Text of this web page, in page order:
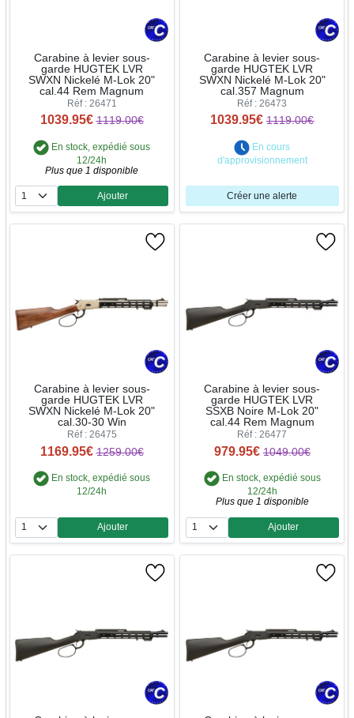
Carabine à levier sous-
garde HUGTEK LVR
SWXN Nickelé M-Lok 20"
cal.44 Rem Magnum
Réf : 26471
1039.95€ 1119.00€
En stock, expédié sous
12/24h
Plus que 1 disponible
Quantité
Ajouter
Carabine à levier sous-
garde HUGTEK LVR
SWXN Nickelé M-Lok 20"
cal.357 Magnum
Réf : 26473
1039.95€ 1119.00€
En cours
d'approvisionnement
Créer une alerte
Carabine à levier sous-
garde HUGTEK LVR
SWXN Nickelé M-Lok 20"
cal.30-30 Win
Réf : 26475
1169.95€ 1259.00€
En stock, expédié sous
12/24h
Quantité
Ajouter
Carabine à levier sous-
garde HUGTEK LVR
SSXB Noire M-Lok 20"
cal.44 Rem Magnum
Réf : 26477
979.95€ 1049.00€
En stock, expédié sous
12/24h
Plus que 1 disponible
Quantité
Ajouter